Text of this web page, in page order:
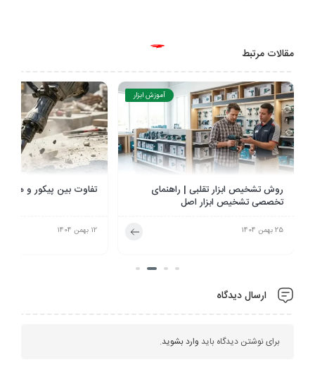
مقالات مرتبط
آموزش ابزار
تفاوت بین پیکور و هیلتی چیست؟
12 بهمن 1404
هدیه روز پدر چی بخریم؟
2 دی 1404
ارسال دیدگاه
برای نوشتن دیدگاه باید وارد بشوید.